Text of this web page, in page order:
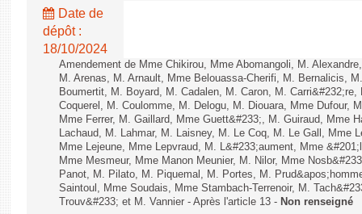
Date de
dépôt :
18/10/2024
Amendement de Mme Chikirou, Mme Abomangoli, M.
M. Arenas, M. Arnault, Mme Belouassa-Cherifi, M. Bernalicis,
Boumertit, M. Boyard, M. Cadalen, M. Caron, M.
Coquerel, M. Coulomme, M. Delogu, M. Diouara, Mme Dufour,
Mme Ferrer, M. Gaillard, Mme Guett&#233;, M. Guiraud, Mme
Lachaud, M. Lahmar, M. Laisney, M. Le Coq, M. Le Gall, Mme
Mme Lejeune, Mme Lepvraud, M. L&#233;aument, Mme
Mme Mesmeur, Mme Manon Meunier, M. Nilor, Mme
Panot, M. Pilato, M. Piquemal, M. Portes, M.
Saintoul, Mme Soudais, Mme Stambach-Terrenoir, M.
Trouv&#233; et M. Vannier - Après l'article 13 - Non renseigné